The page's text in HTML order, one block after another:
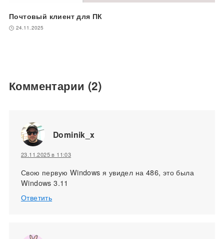
Почтовый клиент для ПК
24.11.2025
Комментарии (2)
Dominik_x
23.11.2025 в 11:03
Свою первую Windows я увидел на 486, это была
Windows 3.11
Ответить